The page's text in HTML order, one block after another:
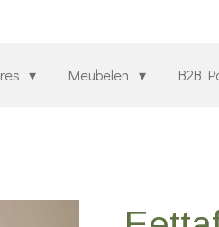
Meubelen B2B